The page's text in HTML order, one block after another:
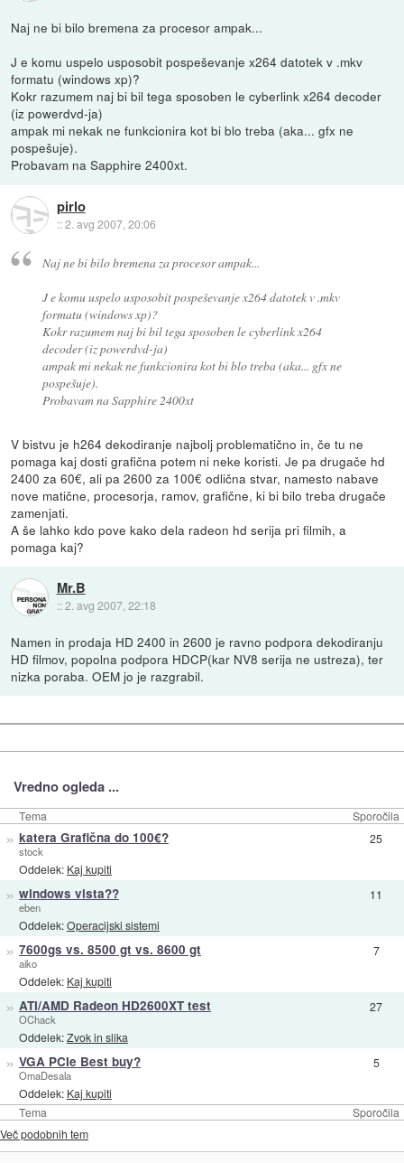
Naj ne bi bilo bremena za procesor ampak...
J e komu uspelo usposobit pospeševanje x264 datotek v .mkv
formatu (windows xp)?
Kokr razumem naj bi bil tega sposoben le cyberlink x264 decoder
(iz powerdvd-ja)
ampak mi nekak ne funkcionira kot bi blo treba (aka... gfx ne
pospešuje).
Probavam na Sapphire 2400xt.
pirlo
::2. avg 2007, 20:06
Naj ne bi bilo bremena za procesor ampak...
J e komu uspelo usposobit pospeševanje x264 datotek v .mkv
formatu (windows xp)?
Kokr razumem naj bi bil tega sposoben le cyberlink x264
decoder (iz powerdvd-ja)
ampak mi nekak ne funkcionira kot bi blo treba (aka... gfx ne
pospešuje).
Probavam na Sapphire 2400xt
V bistvu je h264 dekodiranje najbolj problematično in, če tu ne
pomaga kaj dosti grafična potem ni neke koristi. Je pa drugače hd
2400 za 60€, ali pa 2600 za 100€ odlična stvar, namesto nabave
nove matične, procesorja, ramov, grafične, ki bi bilo treba drugače
zamenjati.
A še lahko kdo pove kako dela radeon hd serija pri filmih, a
pomaga kaj?
Mr.B
::2. avg 2007, 22:18
Namen in prodaja HD 2400 in 2600 je ravno podpora dekodiranju
HD filmov, popolna podpora HDCP(kar NV8 serija ne ustreza), ter
nizka poraba. OEM jo je razgrabil.
Vredno ogleda ...
Tema Sporočila
Tema Sporočila
» katera Grafična do 100€?
stock
Oddelek: Kaj kupiti
25
» windows vista??
eben
Oddelek:Operacijski sistemi
11
» 7600gs vs. 8500 gt vs. 8600 gt
aiko
Oddelek: Kaj kupiti
7
» ATI/AMD Radeon HD2600XT test
OChack
Oddelek:Zvok in slika
27
» VGA PCIe Best buy?
OmaDesala
Oddelek: Kaj kupiti
5
Več podobnih tem